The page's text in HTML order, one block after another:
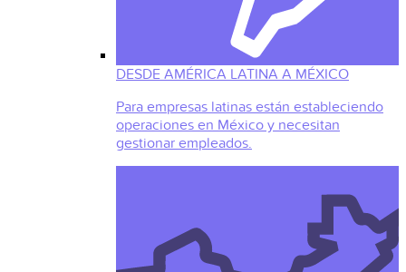
DESDE AMÉRICA LATINA A MÉXICO
Para empresas latinas están estableciendo
operaciones en México y necesitan
gestionar empleados.